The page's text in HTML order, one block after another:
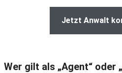
Jetzt Anwalt
Wer gilt als „Agent“ oder